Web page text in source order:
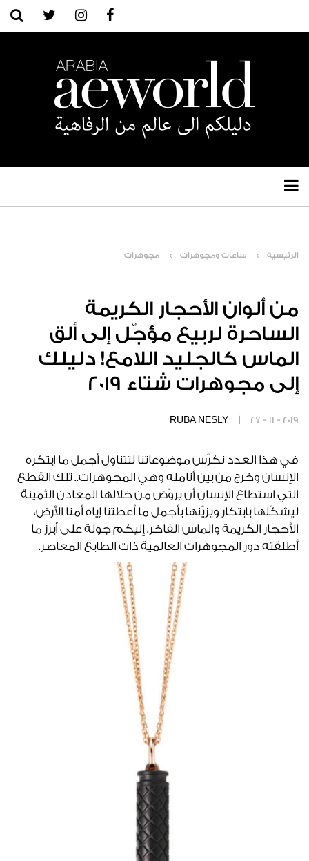
الرئيسية ساعات ومجوهرات مجوهرات
من ألوان الأحجار الكريمة
الساحرة لربيع مؤجّل إلى ألق
الماس كالجليد اللامع! دليلك
إلى مجوهرات شتاء 2019
RUBA NESLY | 27 - 11 - 2019
في هذا العدد نكرّس موضوعاتنا لتتناول أجمل ما ابتكره
الإنسان وخرج من بين أنامله وهي المجوهرات.. تلك القطع
التي استطاع الإنسان أن يروّض من خلالها المعادن الثمينة
ليشكّلها بابتكار ويزيّنها بأجمل ما أعطتنا إياه أمنا الأرض،
الأحجار الكريمة والماس الفاخر. إليكم جولة على أبرز ما
أطلقته دور المجوهرات العالمية ذات الطابع المعاصر.